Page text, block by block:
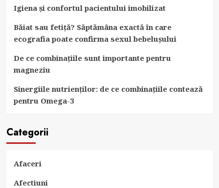
Igiena și confortul pacientului imobilizat
Băiat sau fetiță? Săptămâna exactă în care
ecografia poate confirma sexul bebelușului
De ce combinațiile sunt importante pentru
magneziu
Sinergiile nutrienților: de ce combinațiile contează
pentru Omega-3
Categorii
Afaceri
Afectiuni